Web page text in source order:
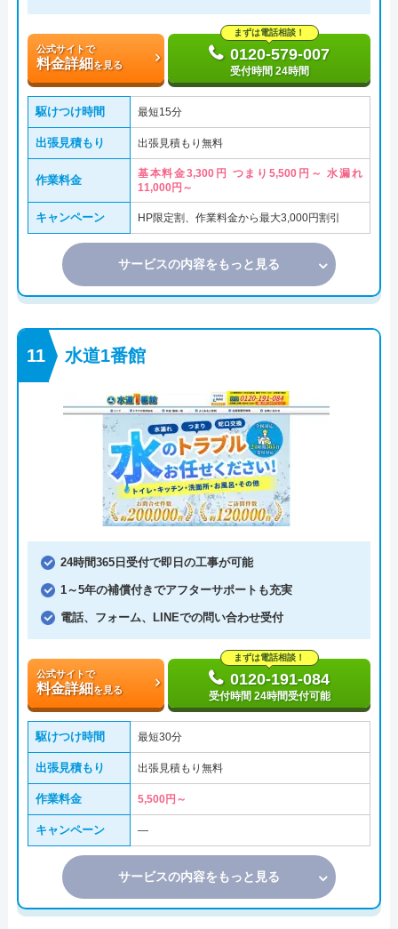
公式サイトで
料金詳細 を見る
まずは電話相談！
0120-579-007
受付時間 24時間
駆けつけ時間 最短15分
出張見積もり 出張見積もり無料
作業料金
基本料金3,300円 つまり5,500円～ 水漏れ
11,000円～
キャンペーン HP限定割、作業料金から最大3,000円割引
サービスの内容をもっと見る
水道1番館
24時間365日受付で即日の工事が可能
1～5年の補償付きでアフターサポートも充実
電話、フォーム、LINEでの問い合わせ受付
公式サイトで
料金詳細 を見る
まずは電話相談！
0120-191-084
受付時間 24時間受付可能
駆けつけ時間 最短30分
出張見積もり 出張見積もり無料
作業料金 5,500円～
キャンペーン ―
サービスの内容をもっと見る